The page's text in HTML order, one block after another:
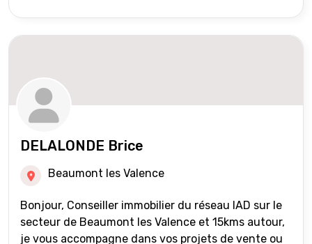
DELALONDE Brice
Beaumont les Valence
Bonjour, Conseiller immobilier du réseau IAD sur le
secteur de Beaumont les Valence et 15kms autour,
je vous accompagne dans vos projets de vente ou